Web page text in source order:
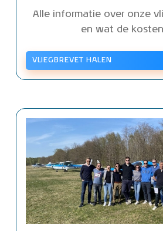
Alle informatie over onze
en wat de
VLIEGBREVET HALEN